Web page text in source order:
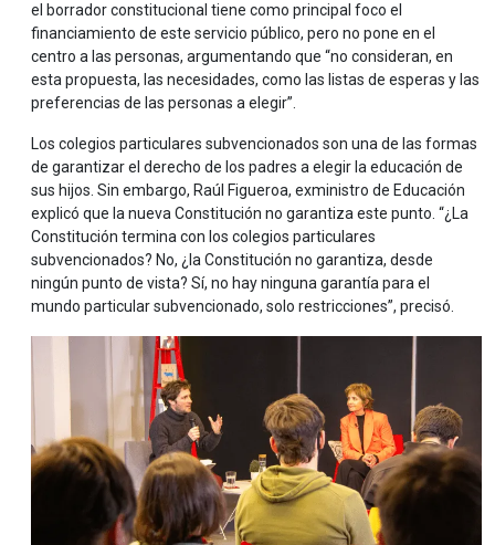
el borrador constitucional tiene como principal foco el
financiamiento de este servicio público, pero no pone en el
centro a las personas, argumentando que “no consideran, en
esta propuesta, las necesidades, como las listas de esperas y las
preferencias de las personas a elegir”.
Los colegios particulares subvencionados son una de las formas
de garantizar el derecho de los padres a elegir la educación de
sus hijos. Sin embargo, Raúl Figueroa, exministro de Educación
explicó que la nueva Constitución no garantiza este punto. “¿La
Constitución termina con los colegios particulares
subvencionados? No, ¿la Constitución no garantiza, desde
ningún punto de vista? Sí, no hay ninguna garantía para el
mundo particular subvencionado, solo restricciones”, precisó.